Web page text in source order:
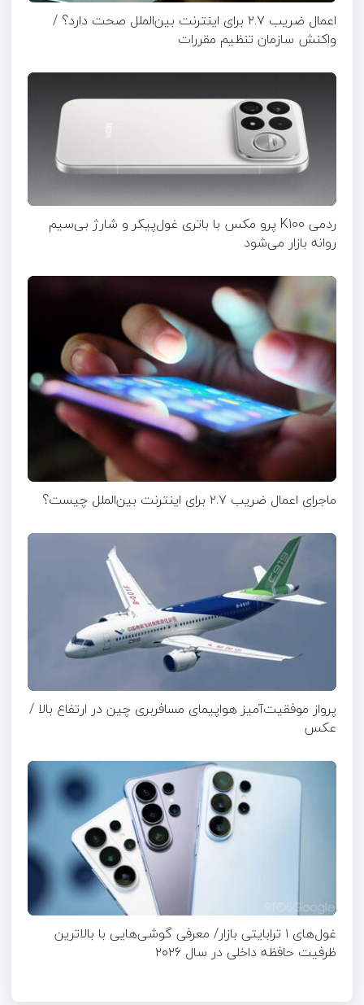
اعمال ضریب ۲.۷ برای اینترنت بین‌الملل صحت دارد؟ /
واکنش سازمان تنظیم مقررات
ردمی K100 پرو مکس با باتری غول‌پیکر و شارژ بی‌سیم
روانه بازار می‌شود
ماجرای اعمال ضریب ۲.۷ برای اینترنت بین‌الملل چیست؟
پرواز موفقیت‌آمیز هواپیمای مسافربری چین در ارتفاع بالا /
عکس
غول‌های ۱ ترابایتی بازار/ معرفی گوشی‌هایی با بالاترین
ظرفیت حافظه داخلی در سال ۲۰۲۶